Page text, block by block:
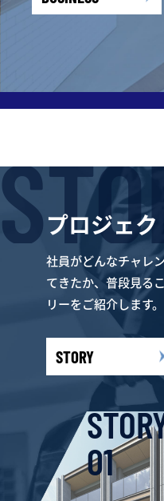
プロジェ
社員がどんなチャレ
てきたか、普段見る
リーをご紹介します。
STORY
01